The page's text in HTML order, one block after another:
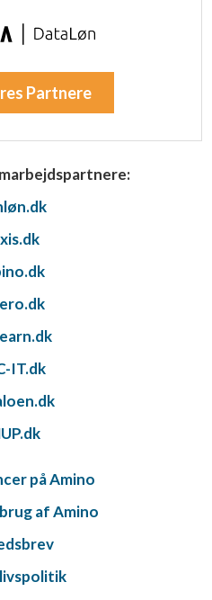
Partnere
IT.dk
på Amino
af Amino